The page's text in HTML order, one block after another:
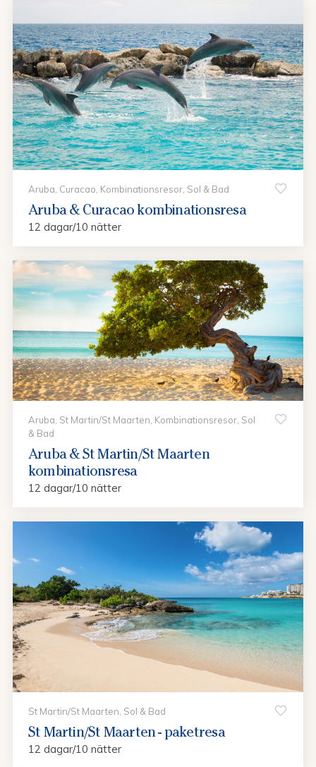
Aruba, Curacao, Kombinationsresor, Sol & Bad
Aruba & Curacao kombinationsresa
12 dagar/10 nätter
Aruba, St Martin/St Maarten, Kombinationsresor, Sol
& Bad
Aruba & St Martin/St Maarten
kombinationsresa
12 dagar/10 nätter
St Martin/St Maarten, Sol & Bad
St Martin/St Maarten - paketresa
12 dagar/10 nätter